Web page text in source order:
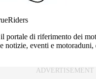
portale di riferimento dei
notizie, eventi e